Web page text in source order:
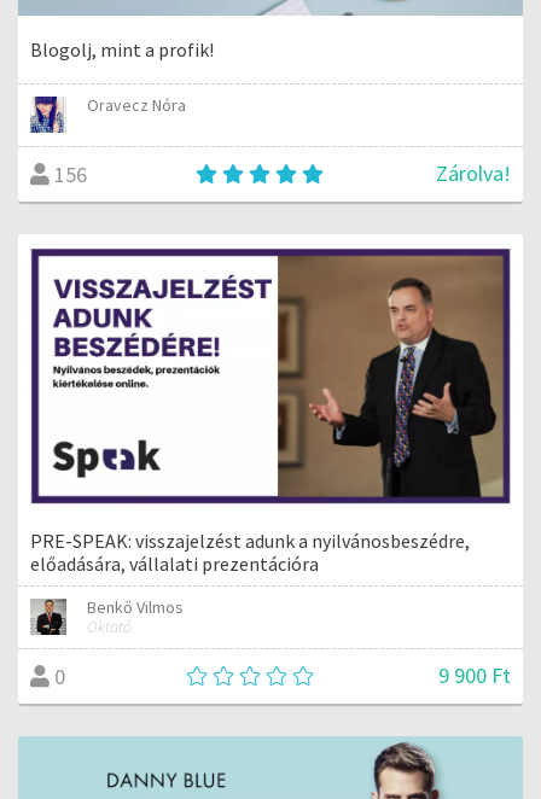
Blogolj, mint a profik!
Oravecz Nóra
156 Zárolva!
PRE-SPEAK: visszajelzést adunk a nyilvánosbeszédre,
előadására, vállalati prezentációra
Benkő Vilmos
Oktató
0 9 900 Ft